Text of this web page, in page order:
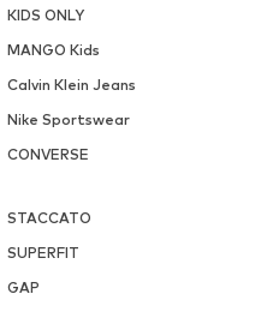
KIDS ONLY
MANGO Kids
Calvin Klein Jeans
Nike Sportswear
CONVERSE
STACCATO
SUPERFIT
GAP